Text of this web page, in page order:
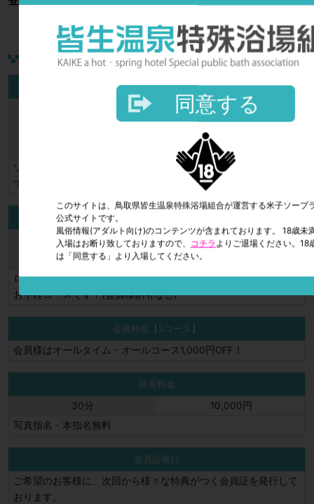
同意する
このサイトは、鳥取県皆生温泉特殊浴場組合が運営する米子ソープ
公式サイトです。
風俗情報(アダルト向け)のコンテンツが含まれております。 18歳未
入場はお断り致しておりますので、 コチラ よりご退場ください。18
は「同意する」より入場してください。
基本料金【Sコース】
19,000円
35,000円
ソープランドの醍醐味が思う存分楽しめるスタンダードなコース
です！
基本料金【Aコース】
60分
17,000円
75分
ローションが苦手な方必見！ 恋人気分が味わえるマットなしの
お手軽コースです！(会員様割引なし)
会員料金【Sコース】
会員様はオールタイム・オールコース1,000円OFF！
延長料金
30分
10,000円
写真指名・本指名無料
会員証発行
ご希望のお客様に、次回から様々な特典がつく会員証を発行して
おります。